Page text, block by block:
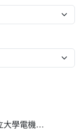
力電子系統中心榮譽主任